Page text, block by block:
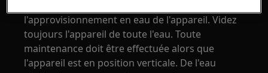
l'approvisionnement en eau de l'appareil. Videz
toujours l'appareil de toute l'eau. Toute
maintenance doit être effectuée alors que
l'appareil est en position verticale. De l'eau